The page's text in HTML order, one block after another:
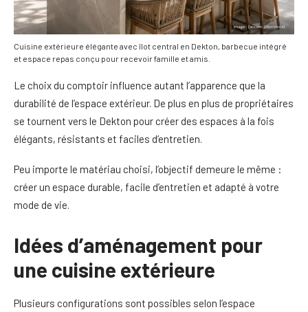
Cuisine extérieure élégante avec îlot central en Dekton, barbecue intégré
et espace repas conçu pour recevoir famille et amis.
Le choix du comptoir influence autant l’apparence que la
durabilité de l’espace extérieur. De plus en plus de propriétaires
se tournent vers le Dekton pour créer des espaces à la fois
élégants, résistants et faciles d’entretien.
Peu importe le matériau choisi, l’objectif demeure le même :
créer un espace durable, facile d’entretien et adapté à votre
mode de vie.
Idées d’aménagement pour
une cuisine extérieure
Plusieurs configurations sont possibles selon l’espace